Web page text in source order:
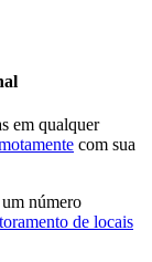
em qualquer
com sua
número
de locais